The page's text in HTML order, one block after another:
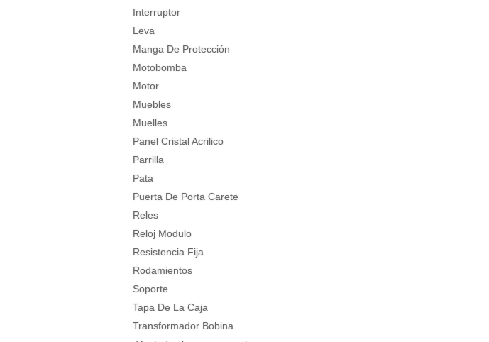
Interruptor
Leva
Manga De Protección
Motobomba
Motor
Muebles
Muelles
Panel Cristal Acrilico
Parrilla
Pata
Puerta De Porta Carete
Reles
Reloj Modulo
Resistencia Fija
Rodamientos
Soporte
Tapa De La Caja
Transformador Bobina